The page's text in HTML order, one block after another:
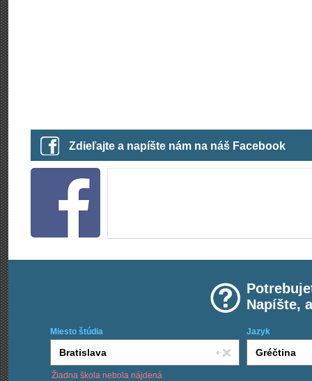
Zdieľajte a napíšte nám na náš Facebook
Napíšte,
Miesto štúdia Jazyk
Žiadna škola nebola nájdená